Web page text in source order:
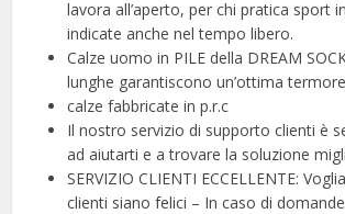
lavora all’aperto, per chi pratica sport
indicate anche nel tempo libero.
Calze uomo in PILE della DREAM
lunghe garantiscono un’ottima
calze fabbricate in p.r.c
Il nostro servizio di supporto clienti è
ad aiutarti e a trovare la soluzione
SERVIZIO CLIENTI ECCELLENTE:
clienti siano felici – In caso di